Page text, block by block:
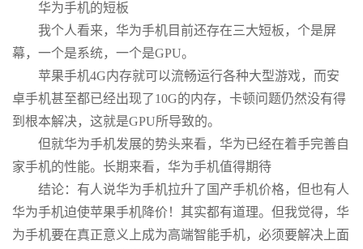
华为手机的短板
我个人看来，华为手机目前还存在三大短板，个是屏
幕，一个是系统，一个是GPU。
苹果手机4G内存就可以流畅运行各种大型游戏，而安
卓手机甚至都已经出现了10G的内存，卡顿问题仍然没有得
到根本解决，这就是GPU所导致的。
但就华为手机发展的势头来看，华为已经在着手完善自
家手机的性能。长期来看，华为手机值得期待
结论：有人说华为手机拉升了国产手机价格，但也有人
华为手机迫使苹果手机降价！其实都有道理。但我觉得，华
为手机要在真正意义上成为高端智能手机，必须要解决上面